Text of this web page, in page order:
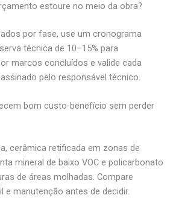
estoure no meio da obra?
por fase, use um cronograma
técnica de 10–15% para
marcos concluídos e valide cada
pelo responsável técnico.
bom custo-benefício sem perder
cerâmica retificada em zonas de
mineral de baixo VOC e policarbonato
de áreas molhadas. Compare
e manutenção antes de decidir.